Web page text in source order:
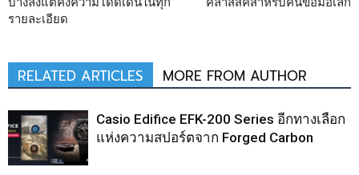
รายละเอียด
RELATED ARTICLES MORE FROM AUTHOR
Casio Edifice EFK-200 Series อีกทางเลือก
แห่งความสปอร์ตจาก Forged Carbon